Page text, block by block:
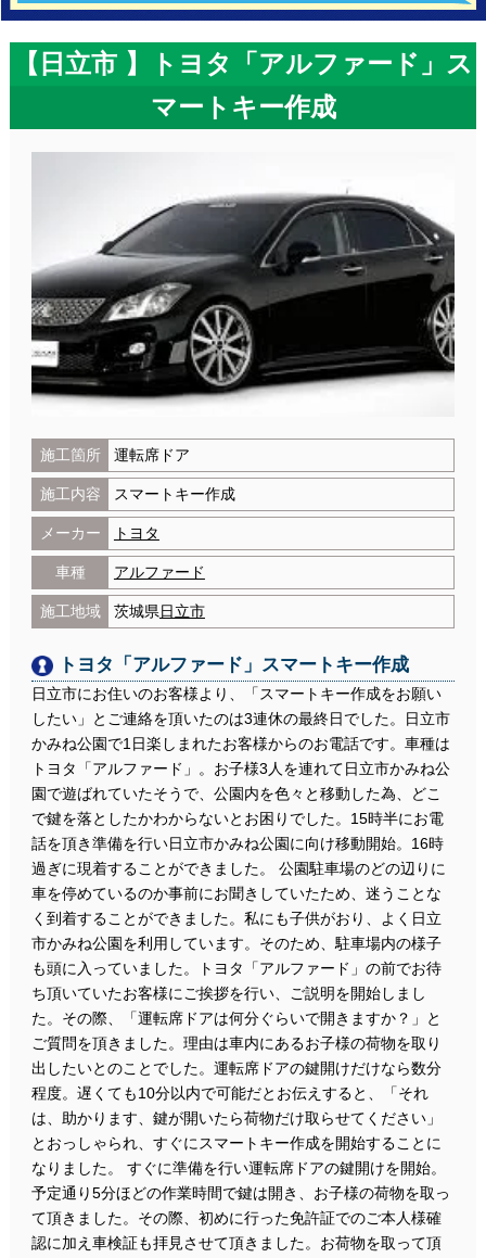
【日立市 】トヨタ「アルファード」ス
マートキー作成
施工箇所 運転席ドア
施工内容 スマートキー作成
メーカー トヨタ
車種 アルファード
施工地域 茨城県日立市
トヨタ「アルファード」スマートキー作成
日立市にお住いのお客様より、「スマートキー作成をお願い
したい」とご連絡を頂いたのは3連休の最終日でした。日立市
かみね公園で1日楽しまれたお客様からのお電話です。車種は
トヨタ「アルファード」。お子様3人を連れて日立市かみね公
園で遊ばれていたそうで、公園内を色々と移動した為、どこ
で鍵を落としたかわからないとお困りでした。15時半にお電
話を頂き準備を行い日立市かみね公園に向け移動開始。16時
過ぎに現着することができました。 公園駐車場のどの辺りに
車を停めているのか事前にお聞きしていたため、迷うことな
く到着することができました。私にも子供がおり、よく日立
市かみね公園を利用しています。そのため、駐車場内の様子
も頭に入っていました。トヨタ「アルファード」の前でお待
ち頂いていたお客様にご挨拶を行い、ご説明を開始しまし
た。その際、「運転席ドアは何分ぐらいで開きますか？」と
ご質問を頂きました。理由は車内にあるお子様の荷物を取り
出したいとのことでした。運転席ドアの鍵開けだけなら数分
程度。遅くても10分以内で可能だとお伝えすると、「それ
は、助かります、鍵が開いたら荷物だけ取らせてください」
とおっしゃられ、すぐにスマートキー作成を開始することに
なりました。 すぐに準備を行い運転席ドアの鍵開けを開始。
予定通り5分ほどの作業時間で鍵は開き、お子様の荷物を取っ
て頂きました。その際、初めに行った免許証でのご本人様確
認に加え車検証も拝見させて頂きました。お荷物を取って頂